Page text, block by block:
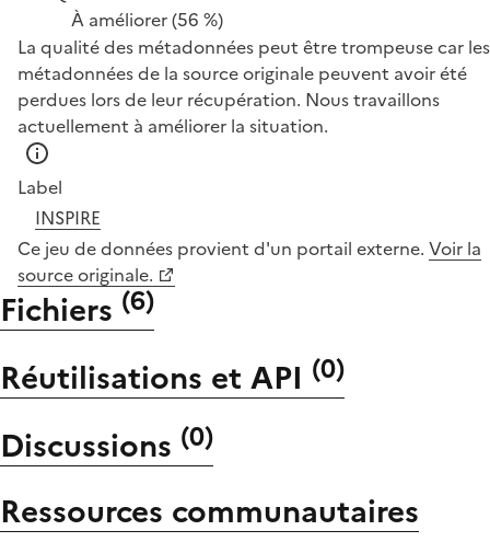
À améliorer(56 %)
La qualité des métadonnées peut être trompeuse car les
métadonnées de la source originale peuvent avoir été
perdues lors de leur récupération. Nous travaillons
actuellement à améliorer la situation.
Label
INSPIRE
Ce jeu de données provient d'un portail externe. Voir la
source originale.
Fichiers (6)
Réutilisations et API (0)
Discussions (0)
Ressources communautaires